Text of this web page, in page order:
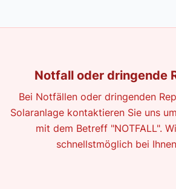
Notfall oder dringende
Bei Notfällen oder dringenden
Solaranlage kontaktieren Sie uns
mit dem Betreff "NOTFALL".
schnellstmöglich bei